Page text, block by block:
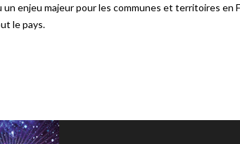
enjeu majeur pour les communes et territoires en
le pays.